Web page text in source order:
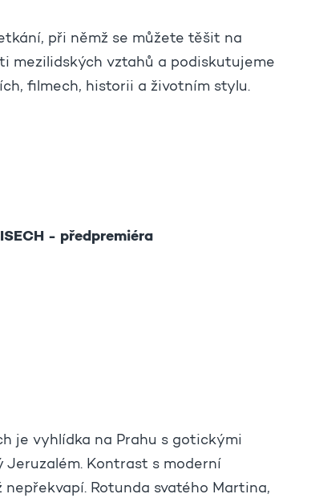
při němž se můžete těšit na
mezilidských vztahů a podiskutujeme
filmech, historii a životním stylu.
- předpremiéra
je vyhlídka na Prahu s gotickými
Jeruzalém. Kontrast s moderní
Rotunda svatého Martina,